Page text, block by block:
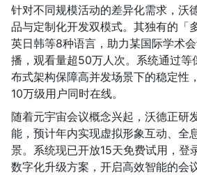
针对不同规模活动的差异化需求，沃
品与定制化开发双模式。其独有的「
英日韩等8种语言，助力某国际学术
播，观看量超50万人次。系统通过等
布式架构保障高并发场景下的稳定性
10万级用户同时在线。
随着元宇宙会议概念兴起，沃德正研
能，预计年内实现虚拟形象互动、全
景。系统现已开放15天免费试用，登
数字化升级方案，开启高效智能的会